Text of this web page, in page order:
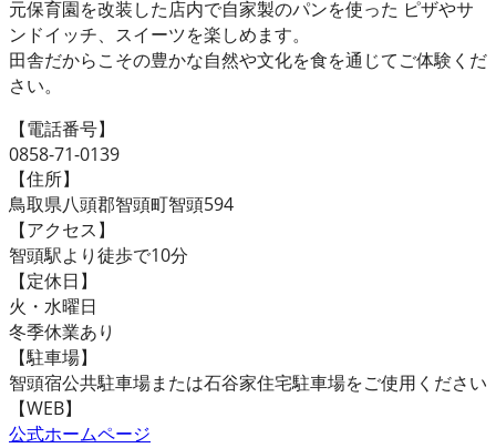
元保育園を改装した店内で自家製のパンを使った ピザやサ
ンドイッチ、スイーツを楽しめます。
田舎だからこその豊かな自然や文化を食を通じてご体験くだ
さい。
【電話番号】
0858-71-0139
【住所】
鳥取県八頭郡智頭町智頭594
【アクセス】
智頭駅より徒歩で10分
【定休日】
火・水曜日
冬季休業あり
【駐車場】
智頭宿公共駐車場または石谷家住宅駐車場をご使用ください
【WEB】
公式ホームページ